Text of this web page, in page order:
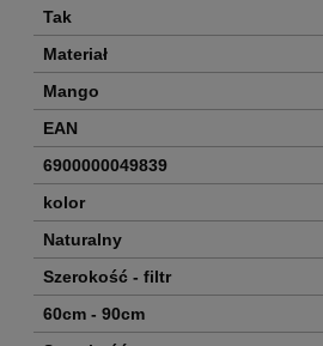
Tak
Materiał
Mango
EAN
6900000049839
kolor
Naturalny
Szerokość - filtr
60cm - 90cm